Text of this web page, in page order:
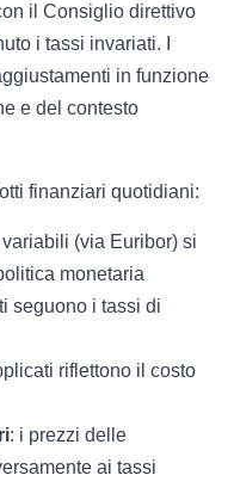
il Consiglio direttivo
i tassi invariati. I
in funzione
e del contesto
finanziari quotidiani:
(via Euribor) si
monetaria
seguono i tassi di
riflettono il costo
: i prezzi delle
ai tassi